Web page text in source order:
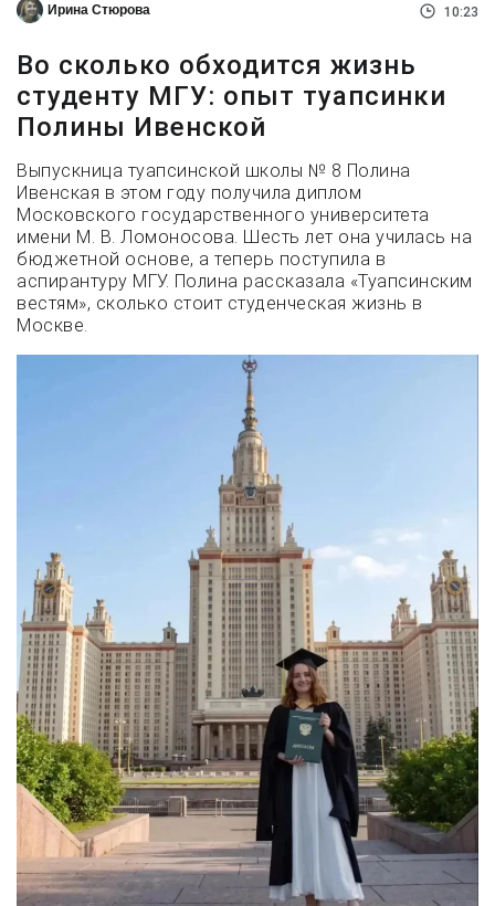
Ирина Стюрова 10:23
Во сколько обходится жизнь
студенту МГУ: опыт туапсинки
Полины Ивенской
Выпускница туапсинской школы № 8 Полина
Ивенская в этом году получила диплом
Московского государственного университета
имени М. В. Ломоносова. Шесть лет она училась на
бюджетной основе, а теперь поступила в
аспирантуру МГУ. Полина рассказала «Туапсинским
вестям», сколько стоит студенческая жизнь в
Москве.